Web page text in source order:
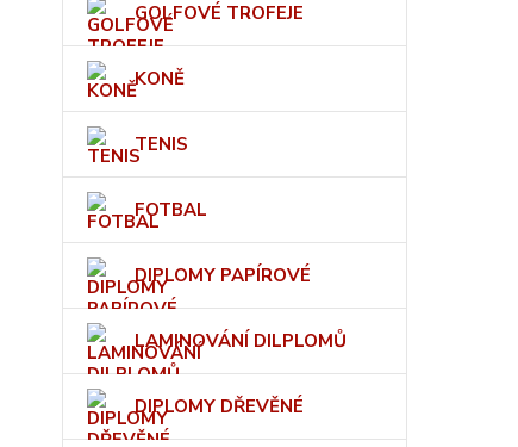
GOLFOVÉ TROFEJE
KONĚ
TENIS
FOTBAL
DIPLOMY PAPÍROVÉ
LAMINOVÁNÍ DILPLOMŮ
DIPLOMY DŘEVĚNÉ